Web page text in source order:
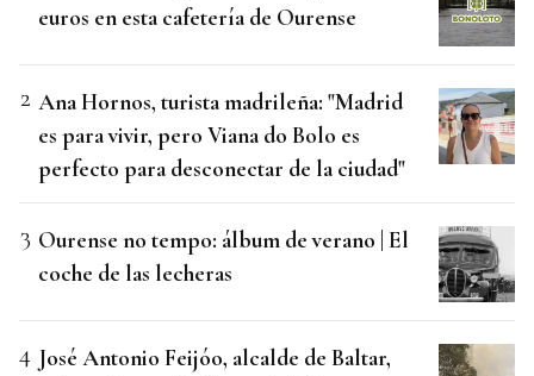
euros en esta cafetería de Ourense
Ana Hornos, turista madrileña: "Madrid
es para vivir, pero Viana do Bolo es
perfecto para desconectar de la ciudad"
Ourense no tempo: álbum de verano | El
coche de las lecheras
José Antonio Feijóo, alcalde de Baltar,